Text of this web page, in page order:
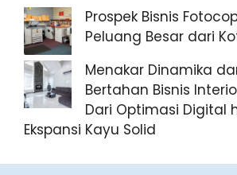
Prospek Bisnis
Peluang Besar dari
Menakar Dinamika
Bertahan Bisnis
Dari Optimasi Digital
Ekspansi Kayu Solid